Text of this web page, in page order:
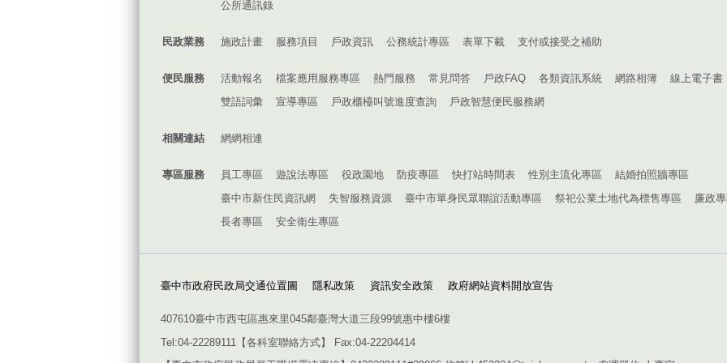
公所通訊錄
民政業務 施政計畫 服務項目 戶政資訊 公務統計專區 表單下載 支付或接受之補助
便民服務 活動報名 檔案應用服務專區 熱門服務 常見問答 戶政FAQ 各類資訊系統 網路相簿
線上電子書
雙語詞彙
宣導專區 戶政櫃檯叫號進度查詢 戶政智慧便民服務網
相關連結 網網相連
專區服務 員工專區 遊說法專區 役政園地 防疫專區 快打站時間表 性別主流化專區
結婚拍照牆專區
臺中市新住民資訊網
失智服務資源 臺中市單身民眾聯誼活動專區 祭祀公業土地代為標售專區
廉政
長者專區
安全衛生專區
臺中市政府民政局交通位置圖 隱私政策 資訊安全政策 政府網站資料開放宣告
407610臺中市西屯區惠來里045鄰臺灣大道三段99號惠中樓6樓
Tel:04-22289111【各科室聯絡方式】 Fax:04-22204414